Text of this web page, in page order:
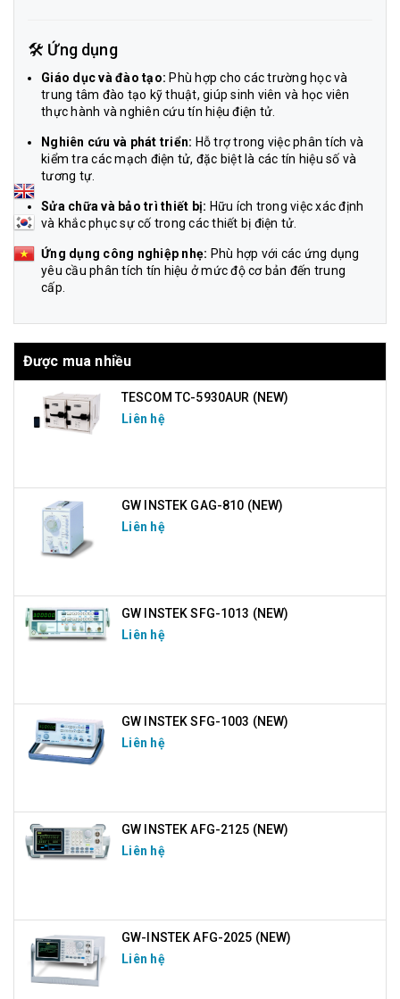
🛠 Ứng dụng
Giáo dục và đào tạo: Phù hợp cho các trường học và
trung tâm đào tạo kỹ thuật, giúp sinh viên và học viên
thực hành và nghiên cứu tín hiệu điện tử.
Nghiên cứu và phát triển: Hỗ trợ trong việc phân tích và
kiểm tra các mạch điện tử, đặc biệt là các tín hiệu số và
tương tự.
Sửa chữa và bảo trì thiết bị: Hữu ích trong việc xác định
và khắc phục sự cố trong các thiết bị điện tử.
Ứng dụng công nghiệp nhẹ: Phù hợp với các ứng dụng
yêu cầu phân tích tín hiệu ở mức độ cơ bản đến trung
cấp.
Được mua nhiều
TESCOM TC-5930AUR (NEW)
Liên hệ
GW INSTEK GAG-810 (NEW)
Liên hệ
GW INSTEK SFG-1013 (NEW)
Liên hệ
GW INSTEK SFG-1003 (NEW)
Liên hệ
GW INSTEK AFG-2125 (NEW)
Liên hệ
GW-INSTEK AFG-2025 (NEW)
Liên hệ